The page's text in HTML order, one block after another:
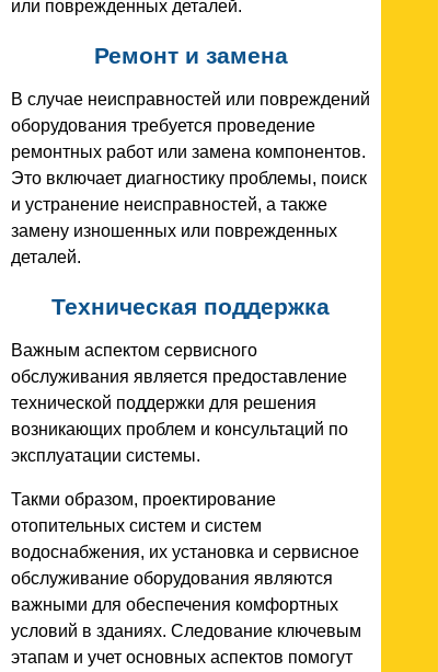
или поврежденных деталей.
Ремонт и замена
В случае неисправностей или повреждений
оборудования требуется проведение
ремонтных работ или замена компонентов.
Это включает диагностику проблемы, поиск
и устранение неисправностей, а также
замену изношенных или поврежденных
деталей.
Техническая поддержка
Важным аспектом сервисного
обслуживания является предоставление
технической поддержки для решения
возникающих проблем и консультаций по
эксплуатации системы.
Такми образом, проектирование
отопительных систем и систем
водоснабжения, их установка и сервисное
обслуживание оборудования являются
важными для обеспечения комфортных
условий в зданиях. Следование ключевым
этапам и учет основных аспектов помогут